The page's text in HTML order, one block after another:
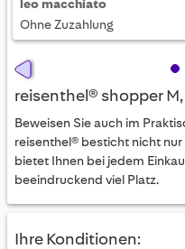
leo macchiato
Ohne Zuzahlung
reisenthel® shopper
Beweisen Sie auch im
reisenthel® besticht nicht
bietet Ihnen bei jedem
beeindruckend viel Platz.
Ihre Konditionen: